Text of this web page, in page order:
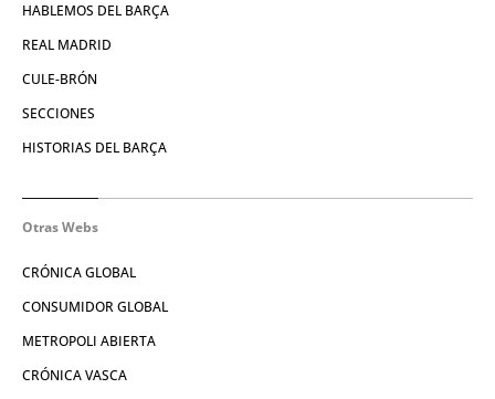
HABLEMOS DEL BARÇA
REAL MADRID
CULE-BRÓN
SECCIONES
HISTORIAS DEL BARÇA
Otras Webs
CRÓNICA GLOBAL
CONSUMIDOR GLOBAL
METROPOLI ABIERTA
CRÓNICA VASCA